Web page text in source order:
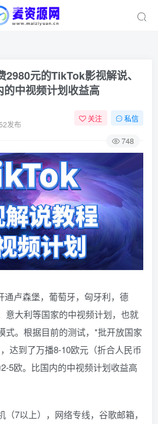
2980元的TikTok影视解说、
中视频计划收益高
发布
关注 私信
748
通卢森堡，葡萄牙，匈牙利，德
意大利等国家的中视频计划，也就
式。根据目前的测试，*批开放国家
达到了万播8-10欧元（折合人民币
5欧。比国内的中视频计划收益高
7以上），网络专线，谷歌邮箱，